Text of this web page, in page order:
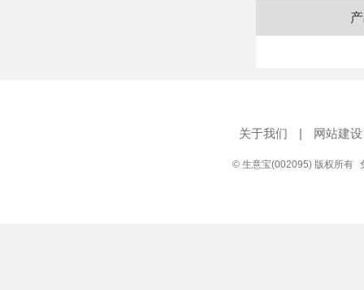
关于我们 | 网站建设
© 生意宝(002095) 版权所有